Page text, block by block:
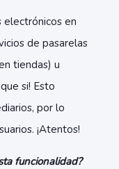
electrónicos en
de pasarelas
tiendas) u
si! Esto
por lo
¡Atentos!
funcionalidad?